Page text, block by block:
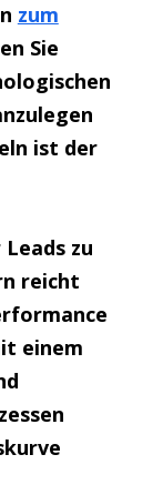
zum
Sie
ist der
Leads zu
reicht
einem